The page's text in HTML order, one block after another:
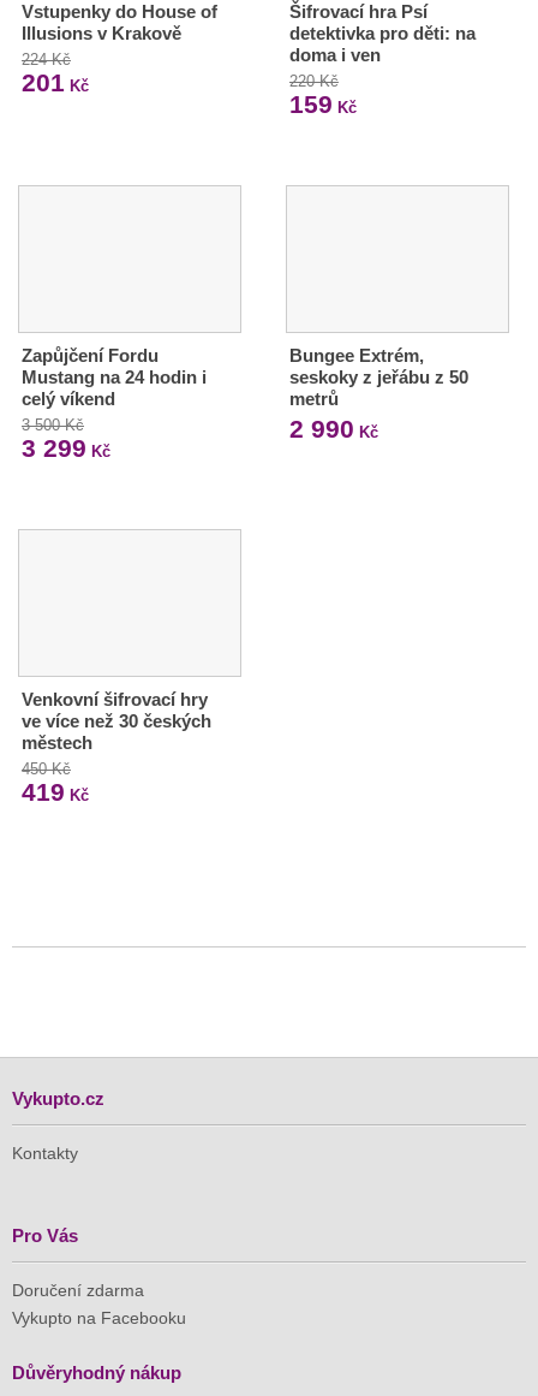
Vstupenky do House of
Illusions v Krakově
224 Kč
201 Kč
Šifrovací hra Psí
detektivka pro děti: na
doma i ven
220 Kč
159 Kč
Zapůjčení Fordu
Mustang na 24 hodin i
celý víkend
3 500 Kč
3 299 Kč
Bungee Extrém,
seskoky z jeřábu z 50
metrů
2 990 Kč
Venkovní šifrovací hry
ve více než 30 českých
městech
450 Kč
419 Kč
Vykupto.cz
Kontakty
Pro Vás
Doručení zdarma
Vykupto na Facebooku
Důvěryhodný nákup